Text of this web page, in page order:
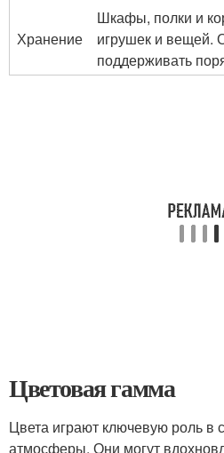
Хранение
Шкафы, полки и
игрушек и вещей.
поддерживать
Цветовая гамма
Цвета играют ключевую роль в
атмосферы. Они могут